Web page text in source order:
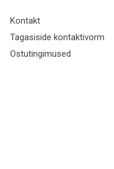
Kontakt
Tagasiside kontaktivorm
Ostutingimused